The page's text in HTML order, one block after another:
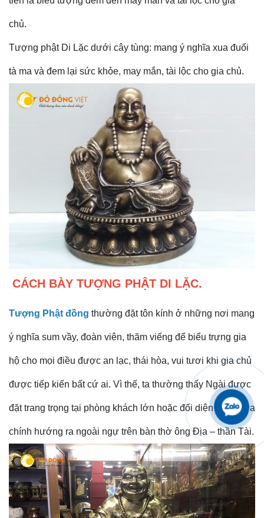
chủ.
Tượng phật Di Lặc dưới cây tùng: mang ý nghĩa xua đuổi
tà ma và đem lại sức khỏe, may mắn, tài lộc cho gia chủ.
CÁCH BÀY TƯỢNG PHẬT DI LẶC.
Tượng Phật đồng thường đặt tôn kính ở những nơi mang
ý nghĩa sum vầy, đoàn viên, thăm viếng để biểu trựng gia
hộ cho mọi điều được an lạc, thái hòa, vui tươi khi gia chủ
được tiếp kiến bất cứ ai. Vì thế, ta thường thấy Ngài được
đặt trang trọng tại phòng khách lớn hoặc đối diện ngay cửa
chính hướng ra ngoài ngự trên bàn thờ ông Địa – thần Tài.